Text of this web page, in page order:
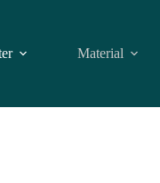
Material